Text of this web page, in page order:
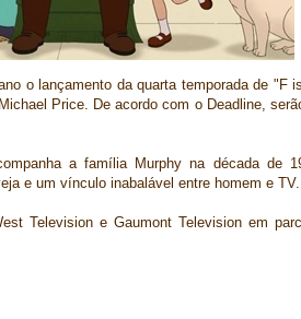
o lançamento da quarta temporada de "F
Price. De acordo com o Deadline,
a família Murphy na década de
e um vínculo inabalável entre homem e TV.
Television e Gaumont Television em